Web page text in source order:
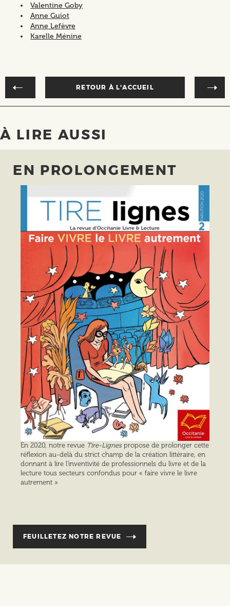
Valentine Goby
Anne Guiot
Anne Lefèvre
Karelle Ménine
RETOUR À L'ACCUEIL
À LIRE AUSSI
EN PROLONGEMENT
En 2020, notre revue Tire-Lignespropose de prolonger cette
réflexion au-delà du strict champ de la création littéraire, en
donnant à lire l'inventivité de professionnels du livre et de la
lecture tous secteurs confondus pour « faire vivre le livre
autrement »
FEUILLETEZ NOTRE REVUE